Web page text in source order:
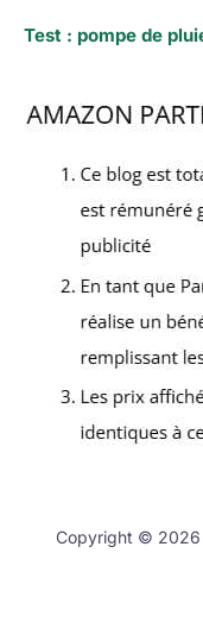
Test : pompe de
Copyright © 2026